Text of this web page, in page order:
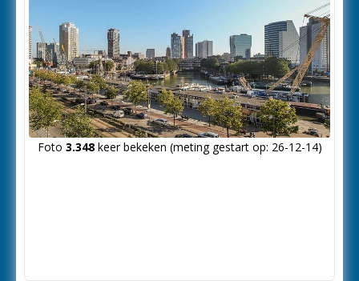
Foto 3.348keer bekeken (meting gestart op: 26-12-14)